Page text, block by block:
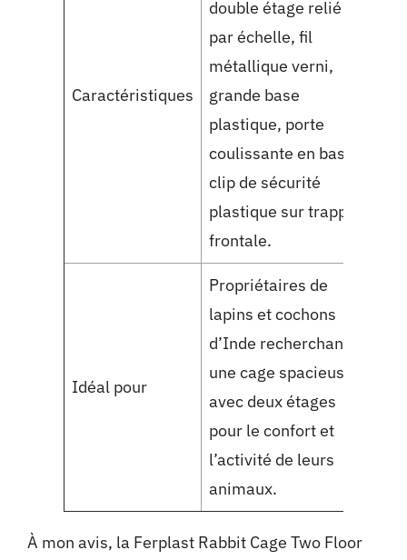
Caractéristiques
double étage relié
par échelle, fil
métallique verni,
grande base
plastique, porte
coulissante en bas,
clip de sécurité
plastique sur trappe
frontale.
Idéal pour
Propriétaires de
lapins et cochons
d’Inde recherchant
une cage spacieuse
avec deux étages
pour le confort et
l’activité de leurs
animaux.
À mon avis, la Ferplast Rabbit Cage Two Floor